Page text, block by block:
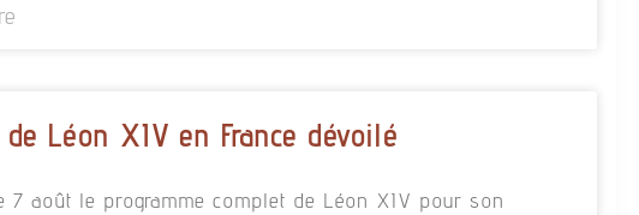
Léon XIV en France dévoilé
7 août le programme complet de Léon XIV pour son